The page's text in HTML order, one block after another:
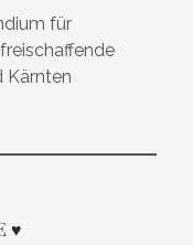
für
Kärnten
♥